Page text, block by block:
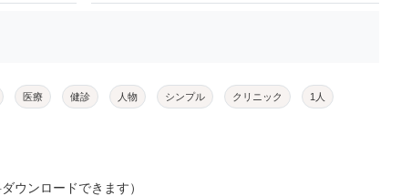
医療 健診 人物 シンプル クリニック 1人
ウンロードできます）